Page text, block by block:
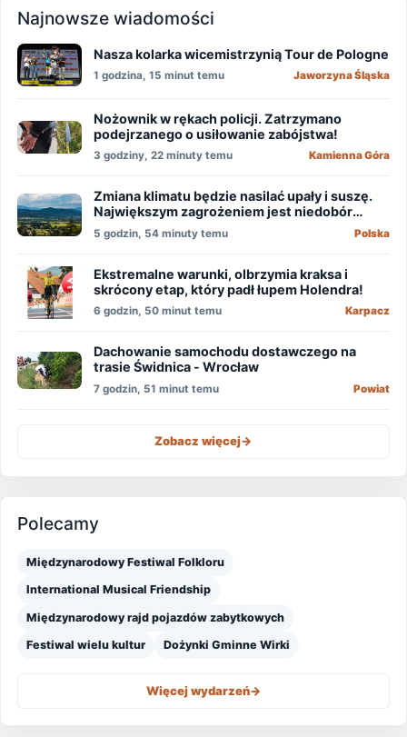
Najnowsze wiadomości
Nasza kolarka wicemistrzynią Tour de Pologne
1 godzina, 15 minut temu Jaworzyna Śląska
Nożownik w rękach policji. Zatrzymano
podejrzanego o usiłowanie zabójstwa!
3 godziny, 22 minuty temu Kamienna Góra
Zmiana klimatu będzie nasilać upały i suszę.
Największym zagrożeniem jest niedobór
wody
5 godzin, 54 minuty temu Polska
Ekstremalne warunki, olbrzymia kraksa i
skrócony etap, który padł łupem Holendra!
6 godzin, 50 minut temu Karpacz
Dachowanie samochodu dostawczego na
trasie Świdnica - Wrocław
7 godzin, 51 minut temu Powiat
Zobacz więcej->
Polecamy
Międzynarodowy Festiwal Folkloru
International Musical Friendship
Międzynarodowy rajd pojazdów zabytkowych
Festiwal wielu kultur Dożynki Gminne Wirki
Więcej wydarzeń->